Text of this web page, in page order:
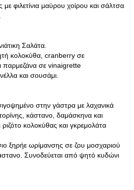
φιλετίνια μαύρου χοίρου και σάλτσα
Σαλάτα.
κολοκύθα, cranberry σε
παρμεζάνα σε vinaigrette
και σουσάμι.
στην γάστρα με λαχανικά
κάστανο, δαμάσκηνα και
κολοκύθας και γκρεμολάτα
ξηρήε ωρίμανσης σε ζου μοσχαριού
Συνοδεύεται από ψητό κυδώνι